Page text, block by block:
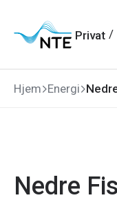
hovedmeny
søk
hovedinnhold
bunnområde
Privat /
Hjem Energi
Nedre